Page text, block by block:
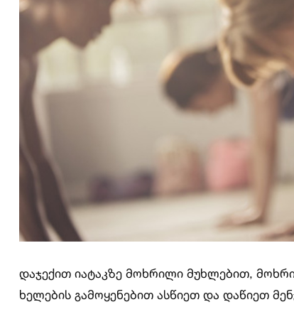
დაჯექით იატაკზე მოხრილი მუხლებით,
ხელების გამოყენებით ასწიეთ და დაწიეთ